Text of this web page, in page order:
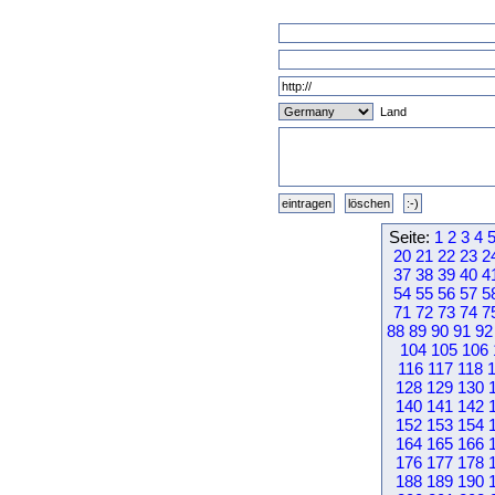
Land
Seite: 1 2 3 4 5
20 21 22 23
37 38 39 40
54 55 56 57
71 72 73 74
88 89 90 91 92
104 105 106
116 117 118
128 129 130
140 141 142
152 153 154
164 165 166
176 177 178
188 189 190